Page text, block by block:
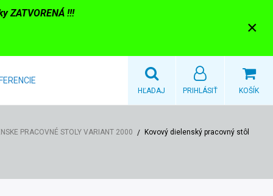
ZATVORENÁ !!!
×
KOŠÍK
PRIHLÁSIŤ
HĽADAJ
PRACOVNÉ STOLY VARIANT 2000 Kovový dielenský pracovný stôl